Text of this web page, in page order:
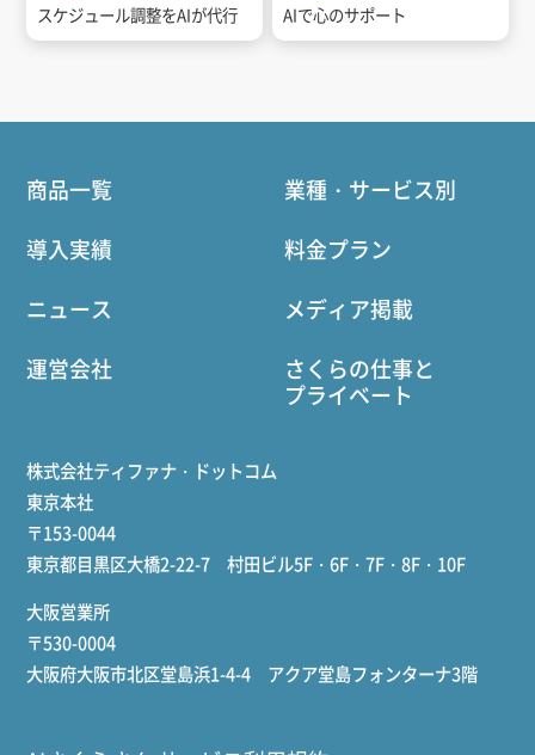
スケジュール調整をAIが代行
AIで心のサポート
商品一覧
業種・サービス別
導入実績
料金プラン
ニュース
メディア掲載
運営会社
さくらの仕事と
プライベート
株式会社ティファナ・ドットコム
東京本社
〒153-0044
東京都目黒区大橋2-22-7 村田ビル5F・6F・7F・8F・10F
大阪営業所
〒530-0004
大阪府大阪市北区堂島浜1-4-4 アクア堂島フォンターナ3階